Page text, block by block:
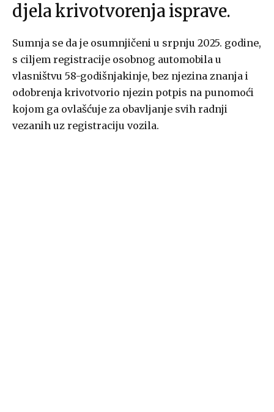
djela krivotvorenja isprave.
Sumnja se da je osumnjičeni u srpnju 2025. godine,
s ciljem registracije osobnog automobila u
vlasništvu 58-godišnjakinje, bez njezina znanja i
odobrenja krivotvorio njezin potpis na punomoći
kojom ga ovlašćuje za obavljanje svih radnji
vezanih uz registraciju vozila.